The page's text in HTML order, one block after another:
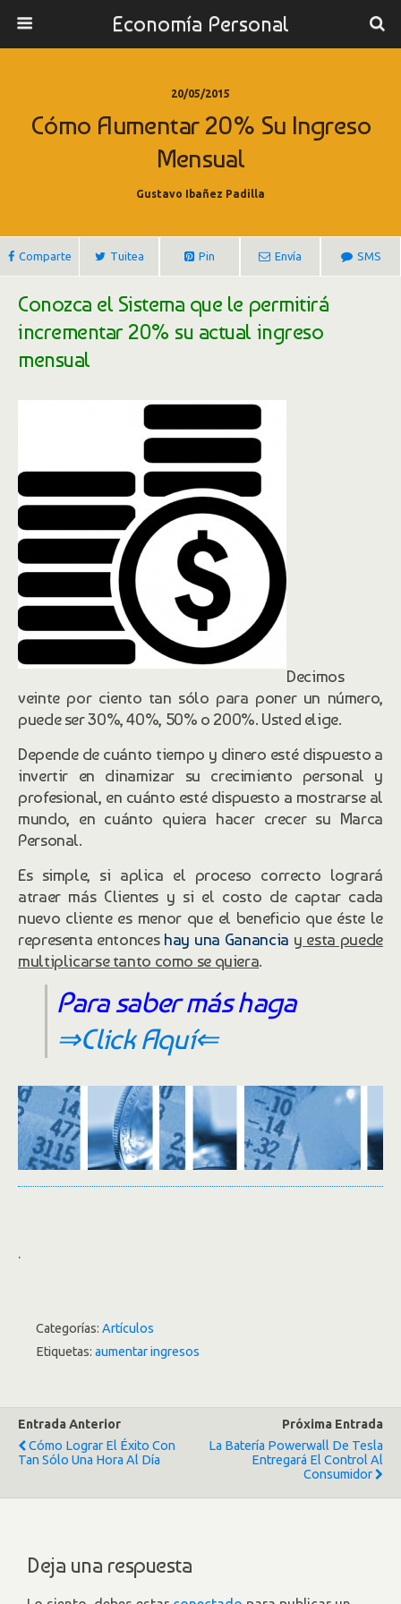
Economía Personal
20/05/2015
Cómo Aumentar 20% Su Ingreso
Mensual
Gustavo Ibañez Padilla
Comparte Tuitea Pin Envía SMS
Conozca el Sistema que le permitirá
incrementar 20% su actual ingreso
mensual
Decimos
veinte por ciento tan sólo para poner un número,
puede ser 30%, 40%, 50% o 200%. Usted elige.
Depende de cuánto tiempo y dinero esté dispuesto a
invertir en dinamizar su crecimiento personal y
profesional, en cuánto esté dispuesto a mostrarse al
mundo, en cuánto quiera hacer crecer su Marca
Personal.
Es simple, si aplica el proceso correcto logrará
atraer más Clientes y si el costo de captar cada
nuevo cliente es menor que el beneficio que éste le
representa entonces hay una Ganancia y esta puede
multiplicarse tanto como se quiera.
Para saber más haga
⇒Click Aquí⇐
.
Categorías: Artículos
Etiquetas: aumentar ingresos
Entrada Anterior
Cómo Lograr El Éxito Con
Tan Sólo Una Hora Al Día
Próxima Entrada
La Batería Powerwall De Tesla
Entregará El Control Al
Consumidor
Deja una respuesta